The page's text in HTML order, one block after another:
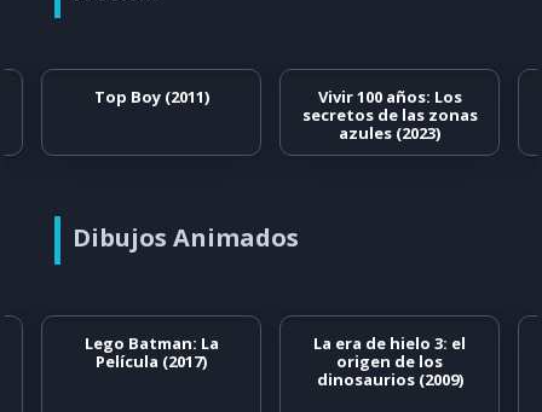
Top Boy (2011)
Vivir 100 años: Los
secretos de las zonas
azules (2023)
Dibujos Animados
Lego Batman: La
Película (2017)
La era de hielo 3: el
origen de los
dinosaurios (2009)